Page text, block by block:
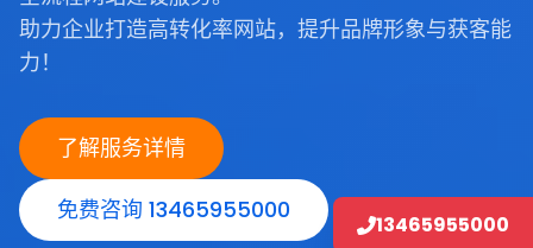
助力企业打造高转化率网站，提升品牌形象与获客能
力！
了解服务详情
免费咨询 13465955000
13465955000